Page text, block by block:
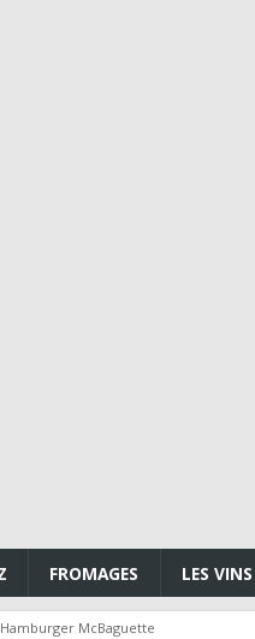
FROMAGES LES VINS
McBaguette